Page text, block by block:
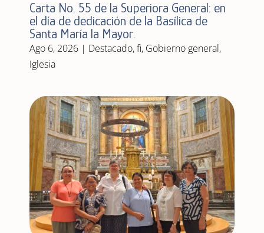
Carta No. 55 de la Superiora General: en
el día de dedicación de la Basílica de
Santa María la Mayor.
Ago 6, 2026| Destacado,fi, Gobierno general,
Iglesia